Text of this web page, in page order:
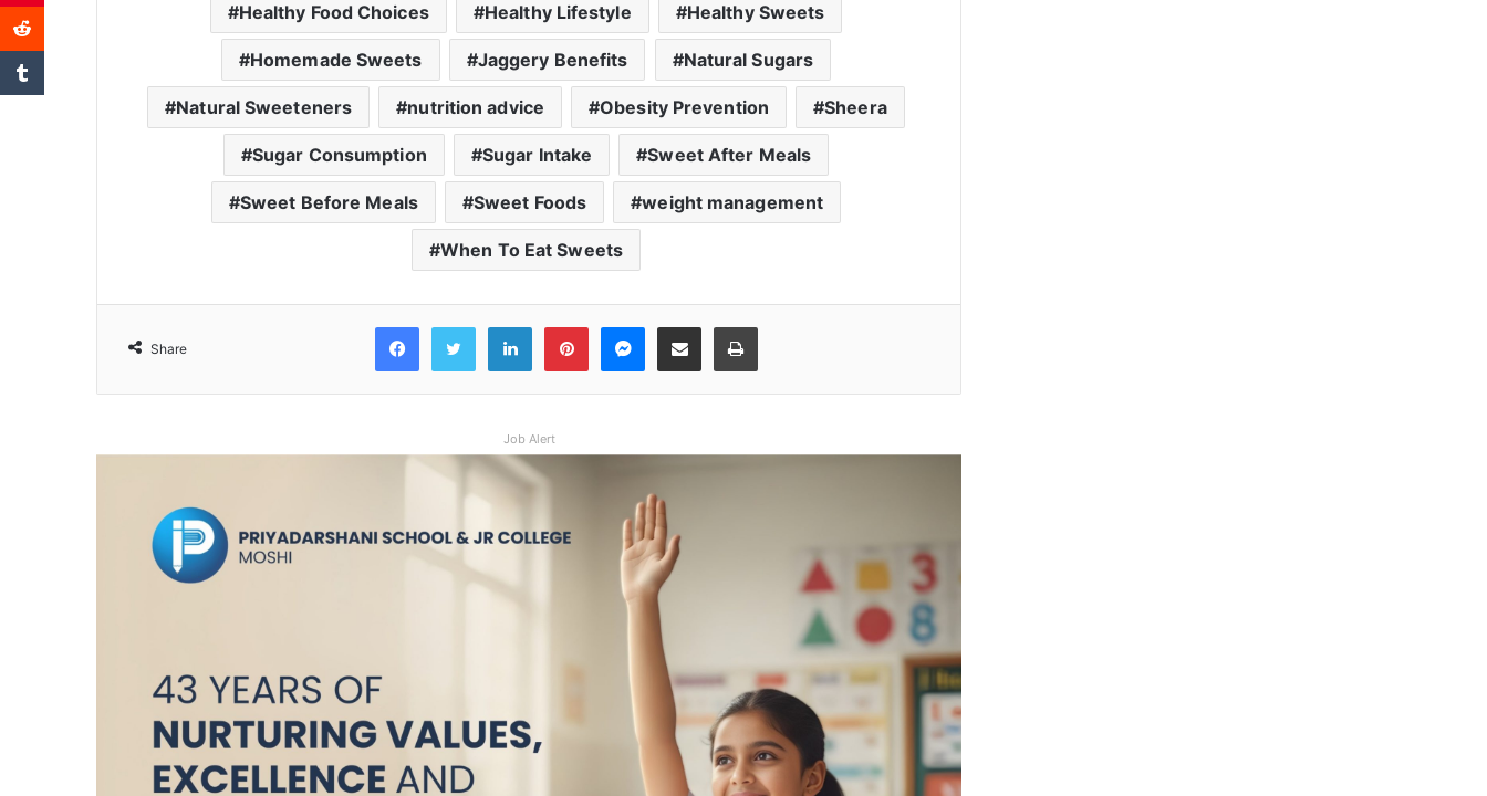
Healthy Food Choices Healthy Lifestyle Healthy Sweets
Homemade Sweets Jaggery Benefits Natural Sugars
Natural Sweeteners nutrition advice Obesity Prevention Sheera
Sugar Consumption Sugar Intake Sweet After Meals
Sweet Before Meals Sweet Foods weight management
When To Eat Sweets
Share
Facebook
TwitterLinkedInPinterestMessenger
Share via EmailPrint
Job Alert